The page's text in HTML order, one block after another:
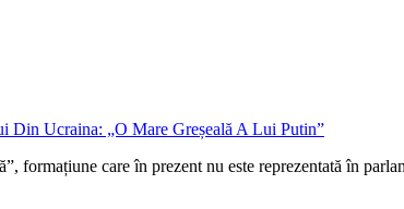
care în prezent nu este reprezentată în